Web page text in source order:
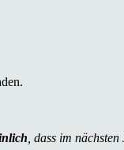
, dass im